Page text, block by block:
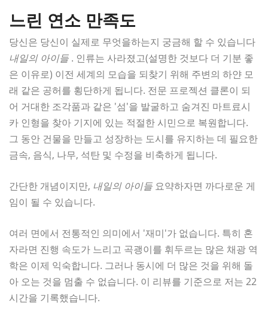
느린 연소 만족도
당신은 당신이 실제로 무엇을하는지 궁금해 할 수 있습니다
내일의 아이들 . 인류는 사라졌고(설명한 것보다 더 기분 좋
은 이유로) 이전 세계의 모습을 되찾기 위해 주변의 하얀 모
래 같은 공허를 횡단하게 됩니다. 전문 프로젝션 클론이 되
어 거대한 조각품과 같은 '섬'을 발굴하고 숨겨진 마트료시
카 인형을 찾아 기지에 있는 적절한 시민으로 복원합니다.
그 동안 건물을 만들고 성장하는 도시를 유지하는 데 필요한
금속, 음식, 나무, 석탄 및 수정을 비축하게 됩니다.
간단한 개념이지만, 내일의 아이들 요약하자면 까다로운 게
임이 될 수 있습니다.
여러 면에서 전통적인 의미에서 '재미'가 없습니다. 특히 혼
자라면 진행 속도가 느리고 곡괭이를 휘두르는 많은 채광 역
학은 이제 익숙합니다. 그러나 동시에 더 많은 것을 위해 돌
아 오는 것을 멈출 수 없습니다. 이 리뷰를 기준으로 저는 22
시간을 기록했습니다.